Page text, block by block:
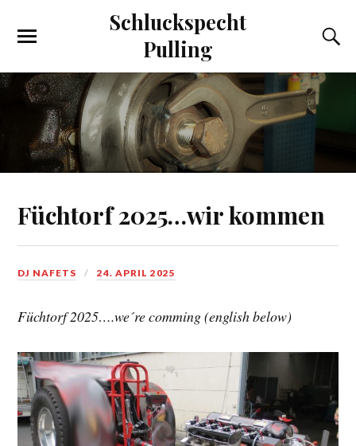
Schluckspecht
Pulling
Füchtorf 2025…wir kommen
DJ NAFETS 24. APRIL 2025
Füchtorf 2025….we´re comming (english below)